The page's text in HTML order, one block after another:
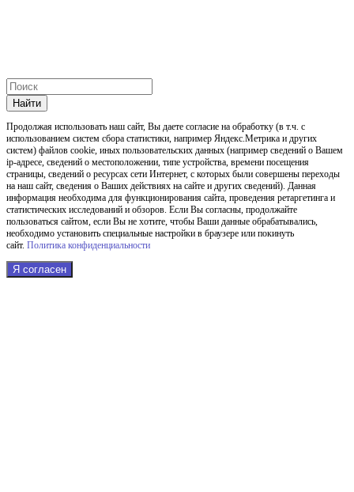
Найти
Продолжая использовать наш cайт, Вы даете согласие на обработку (в т.ч. с
использованием систем сбора статистики, например Яндекс.Метрика и других
систем) файлов cookie, иных пользовательских данных (например сведений о Вашем
ip-адресе, сведений о местоположении, типе устройства, времени посещения
страницы, сведений о ресурсах сети Интернет, с которых были совершены переходы
на наш сайт, сведения о Ваших действиях на сайте и других сведений). Данная
информация необходима для функционирования сайта, проведения ретаргетинга и
статистических исследований и обзоров. Если Вы согласны, продолжайте
пользоваться сайтом, если Вы не хотите, чтобы Ваши данные обрабатывались,
необходимо установить специальные настройки в браузере или покинуть
сайт. Политика конфиденциальности
Я согласен